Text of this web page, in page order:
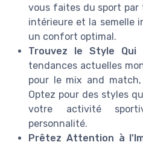
vous faites du sport par
intérieure et la semelle
un confort optimal.
Trouvez le Style Qui
tendances actuelles
pour le mix and
Optez pour des styles
votre activité
personnalité.
Prêtez Attention à